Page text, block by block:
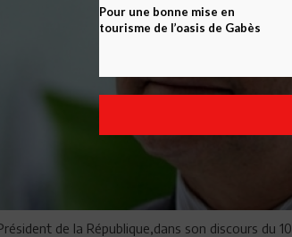
de la République,dans son discours du
Pour une bonne mise en
tourisme de l’oasis de Gabès